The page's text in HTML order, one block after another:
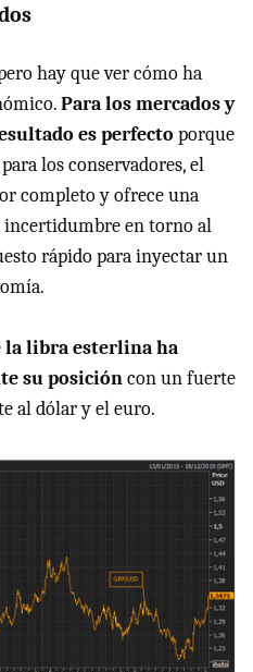
hay que ver cómo ha
Para los mercados y
es perfecto porque
los conservadores, el
completo y ofrece una
en torno al
rápido para inyectar un
la libra esterlina ha
su posicióncon un fuerte
al dólar y el euro.